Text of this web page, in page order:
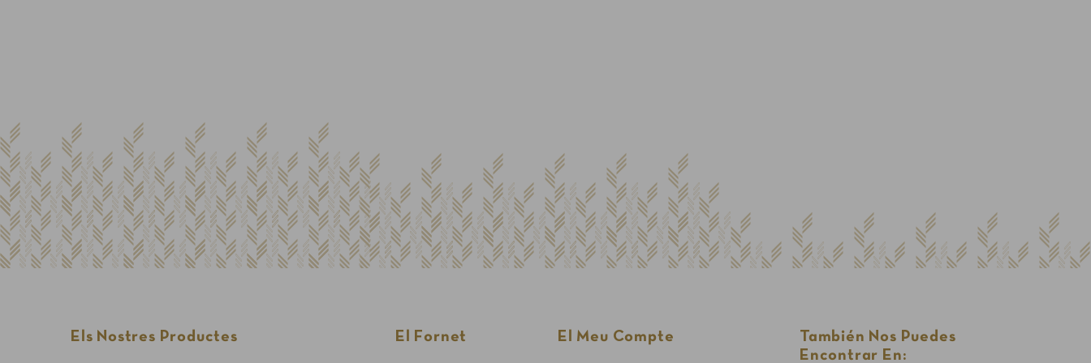
Els Nostres Productes El Fornet El Meu Compte
También Nos Puedes
Encontrar En:
client nou
Per fer una comanda cal crear un compte
Sol·licitar la factura de les teves comandes
Comprar més ràpidament
Crea un compte
Ja tinc compte
Adreça electrònica
Contrasenya